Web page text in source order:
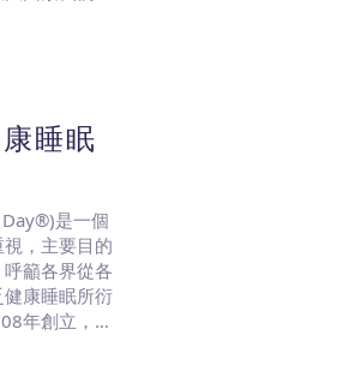
睡眠
是一個
，主要目的
籲各界從各
康睡眠所衍
年創立，每